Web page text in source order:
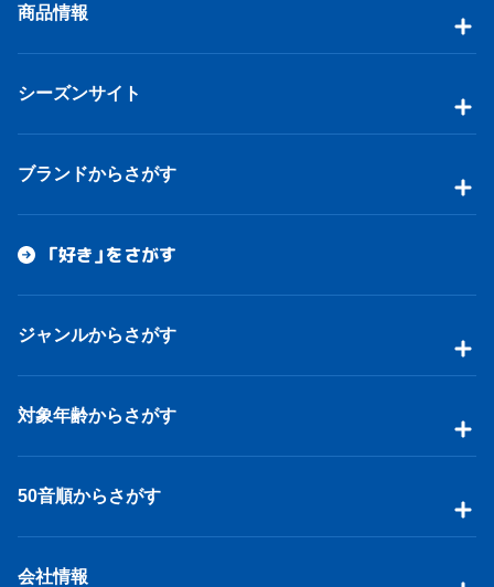
商品情報
シーズンサイト
ブランドからさがす
「好き」をさがす
ジャンルからさがす
対象年齢からさがす
50音順からさがす
会社情報